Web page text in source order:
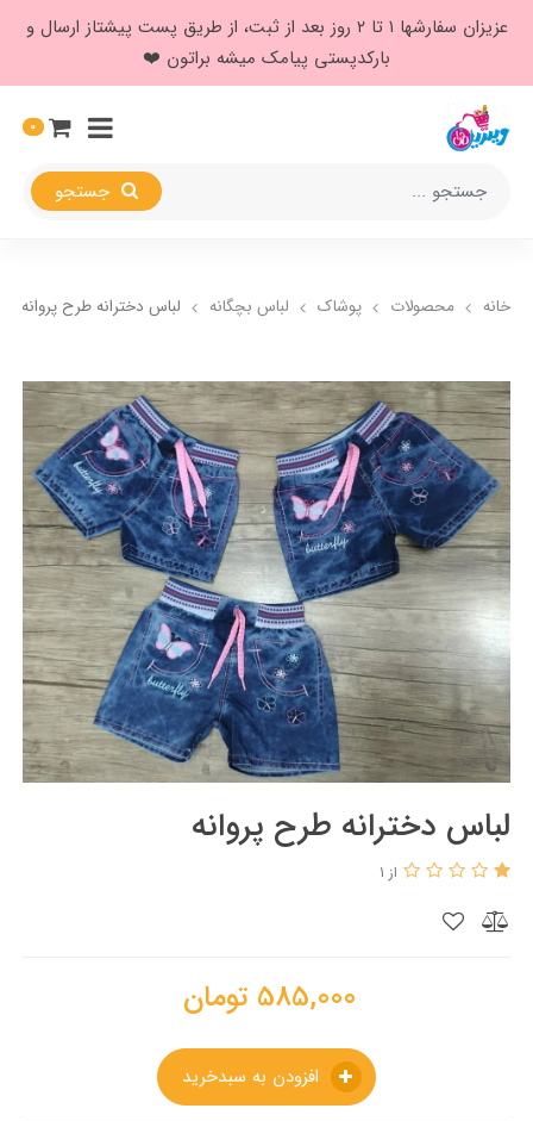
عزیزان سفارشها ۱ تا ۲ روز بعد از ثبت، از طریق پست پیشتاز ارسال و
بارکدپستی پیامک میشه براتون ❤️
0
خانه محصولات پوشاک لباس بچگانه لباس دخترانه طرح پروانه
لباس دخترانه طرح پروانه
از 1
585,000 تومان